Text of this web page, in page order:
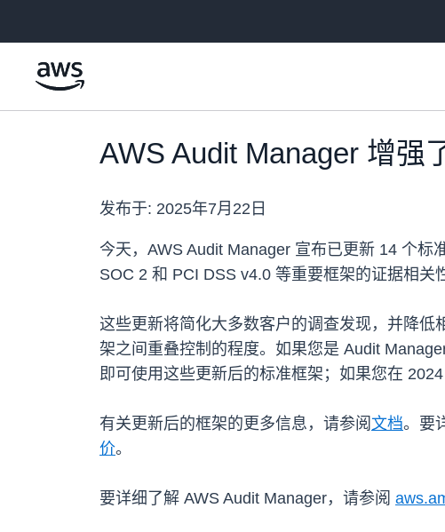
AWS Audit Manager 增强
发布于: 2025年7月22日
今天，AWS Audit Manager 宣布已更新 14 个
SOC 2 和 PCI DSS v4.0 等重要框架的证据相关
这些更新将简化大多数客户的调查发现，并降
架之间重叠控制的程度。如果您是 Audit
即可使用这些更新后的标准框架；如果您在
有关更新后的框架的更多信息，请参阅 文档。要
价。
要详细了解 AWS Audit Manager，请参阅